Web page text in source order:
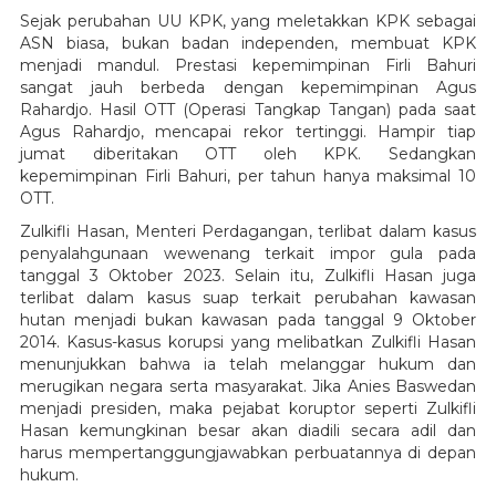
Sejak perubahan UU KPK, yang meletakkan KPK sebagai
ASN biasa, bukan badan independen, membuat KPK
menjadi mandul. Prestasi kepemimpinan Firli Bahuri
sangat jauh berbeda dengan kepemimpinan Agus
Rahardjo. Hasil OTT (Operasi Tangkap Tangan) pada saat
Agus Rahardjo, mencapai rekor tertinggi. Hampir tiap
jumat diberitakan OTT oleh KPK. Sedangkan
kepemimpinan Firli Bahuri, per tahun hanya maksimal 10
OTT.
Zulkifli Hasan, Menteri Perdagangan, terlibat dalam kasus
penyalahgunaan wewenang terkait impor gula pada
tanggal 3 Oktober 2023. Selain itu, Zulkifli Hasan juga
terlibat dalam kasus suap terkait perubahan kawasan
hutan menjadi bukan kawasan pada tanggal 9 Oktober
2014. Kasus-kasus korupsi yang melibatkan Zulkifli Hasan
menunjukkan bahwa ia telah melanggar hukum dan
merugikan negara serta masyarakat. Jika Anies Baswedan
menjadi presiden, maka pejabat koruptor seperti Zulkifli
Hasan kemungkinan besar akan diadili secara adil dan
harus mempertanggungjawabkan perbuatannya di depan
hukum.